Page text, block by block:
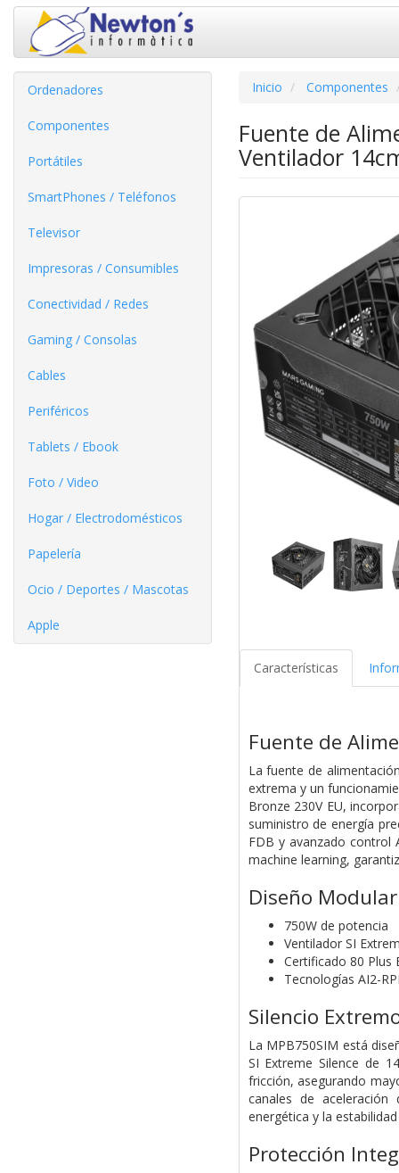
Ordenadores
Componentes
Portátiles
SmartPhones / Teléfonos
Televisor
Impresoras / Consumibles
Conectividad / Redes
Gaming / Consolas
Cables
Periféricos
Tablets / Ebook
Foto / Video
Hogar / Electrodomésticos
Papelería
Ocio / Deportes / Mascotas
Apple
Inicio Componentes
Fuente de
Ventilador
Características
Fuente de
La fuente de
extrema y un
Bronze 230V EU,
suministro de energía
FDB y avanzado control
machine learning,
Diseño
750W de potencia
Ventilador SI
Certificado 80 Plus
Tecnologías AI2-
Silencio
La MPB750SIM está
SI Extreme Silence de
fricción, asegurando
canales de
energética y la
Protección